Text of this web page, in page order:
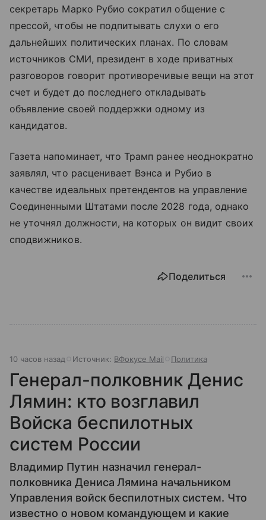
секретарь Марко Рубио сократил общение с
прессой, чтобы не подпитывать слухи о его
дальнейших политических планах. По словам
источников СМИ, президент в ходе приватных
разговоров говорит противоречивые вещи на этот
счет и будет до последнего откладывать
объявление своей поддержки одному из
кандидатов.
Газета напоминает, что Трамп ранее неоднократно
заявлял, что расценивает Вэнса и Рубио в
качестве идеальных претендентов на управление
Соединенными Штатами после 2028 года, однако
не уточнял должности, на которых он видит своих
сподвижников.
Поделиться
10 часов назад Источник: ВФокусе Mail Политика
Генерал-полковник Денис
Лямин: кто возглавил
Войска беспилотных
систем России
Владимир Путин назначил генерал-
полковника Дениса Лямина начальником
Управления войск беспилотных систем. Что
известно о новом командующем и какие